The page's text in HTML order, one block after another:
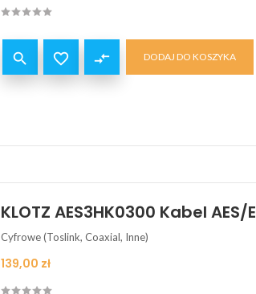
  compare_arrows DODAJ DO KOSZYKA
KLOTZ AES3HK0300 Kabel
Cyfrowe (Toslink, Coaxial, Inne)
Cena
139,00 zł